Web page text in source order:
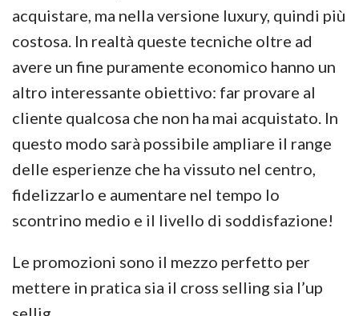
acquistare, ma nella versione luxury, quindi più
costosa. In realtà queste tecniche oltre ad
avere un fine puramente economico hanno un
altro interessante obiettivo: far provare al
cliente qualcosa che non ha mai acquistato. In
questo modo sarà possibile ampliare il range
delle esperienze che ha vissuto nel centro,
fidelizzarlo e aumentare nel tempo lo
scontrino medio e il livello di soddisfazione!
Le promozioni sono il mezzo perfetto per
mettere in pratica sia il cross selling sia l’up